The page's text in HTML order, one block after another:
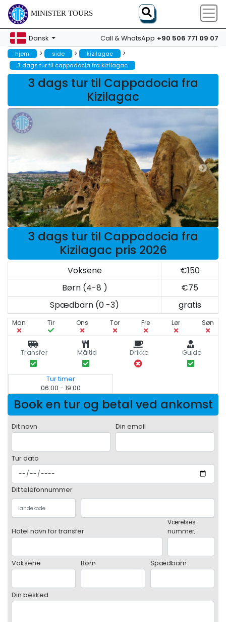
MINISTER TOURS
Dansk Call & WhatsApp +90 506 771 09 07
hjem > side > kizilagac >
3 dags tur til cappadocia fra kizilagac
3 dags tur til Cappadocia fra
Kizilagac
3 dags tur til Cappadocia fra
Kizilagac pris 2026
Voksene
€150
Børn (4-8 )
€75
Spædbarn (0 -3)
gratis
Man Tir Ons Tor Fre Lør Søn
Transfer Måltid Drikke Guide
Tur timer
06:00 - 19:00
Book en tur og betal ved ankomst
Dit navn Din email
Tur dato
Dit telefonnummer
Hotel navn for transfer
Værelses
nummer;
Voksene Børn Spædbarn
Din besked